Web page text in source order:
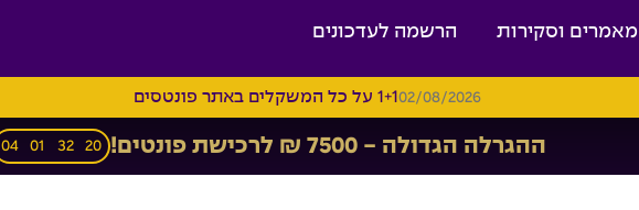
מאמרים וסקירות הרשמה לעדכונים
02/08/2026 1+1 על כל המשקלים באתר פונטסים
ההגרלה הגדולה - 7500 ₪ לרכישת פונטים! 04 01 32 19